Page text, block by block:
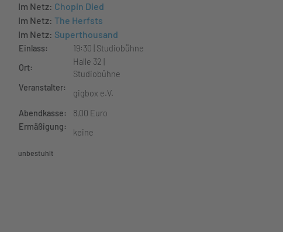
Im Netz: Chopin Died
Im Netz: The Herfsts
Im Netz: Superthousand
Einlass:
19:30 | Studiobühne
Ort:
Halle 32 |
Studiobühne
Veranstalter:
gigbox e.V.
Abendkasse:
8,00 Euro
Ermäßigung:
keine
unbestuhlt